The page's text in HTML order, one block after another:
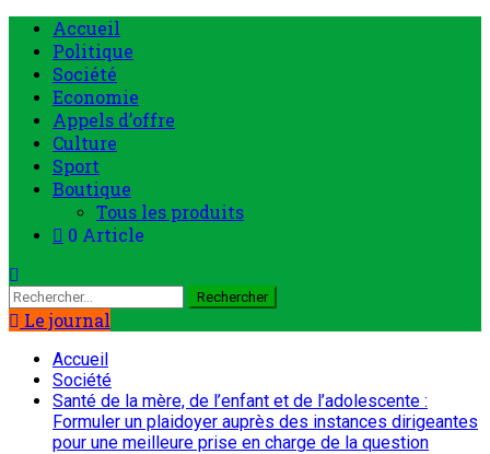
Accueil
Politique
Société
Economie
Appels d’offre
Culture
Sport
Boutique
Tous les produits
0 Article
Le journal
Accueil
Société
Santé de la mère, de l’enfant et de l’adolescente :
Formuler un plaidoyer auprès des instances dirigeantes
pour une meilleure prise en charge de la question